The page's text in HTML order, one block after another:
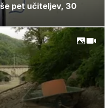
pet učiteljev, 30